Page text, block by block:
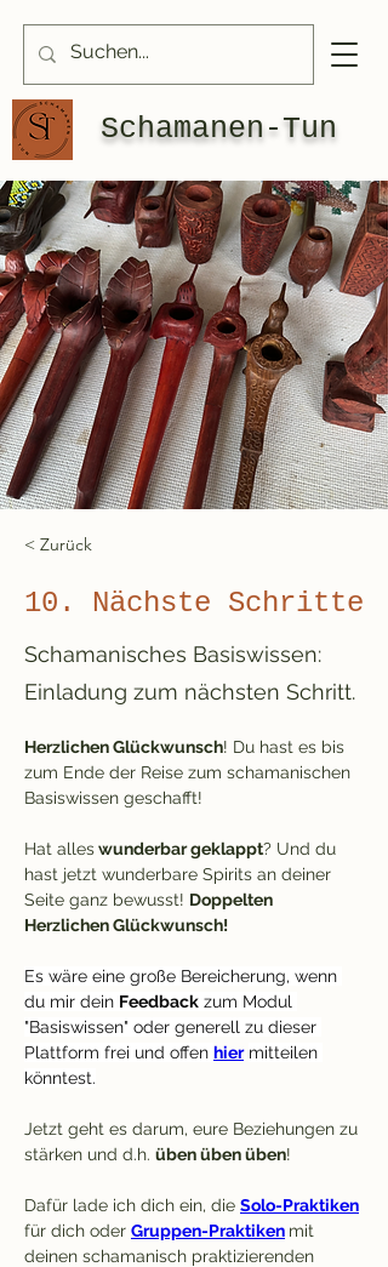
Schamanen-Tun
< Zurück
10. Nächste Schritte
Schamanisches Basiswissen:
Einladung zum nächsten Schritt.
Herzlichen Glückwunsch! Du hast es bis
zum Ende der Reise zum schamanischen
Basiswissen geschafft!
Hat alles wunderbar geklappt? Und du
hast jetzt wunderbare Spirits an deiner
Seite ganz bewusst! Doppelten
Herzlichen Glückwunsch!
Es wäre eine große Bereicherung, wenn
du mir dein Feedback zum Modul
"Basiswissen" oder generell zu dieser
Plattform frei und offen hier mitteilen
könntest.
Jetzt geht es darum, eure Beziehungen zu
stärken und d.h. üben üben üben!
Dafür lade ich dich ein, die Solo-Praktiken
für dich oder Gruppen-Praktiken mit
deinen schamanisch praktizierenden